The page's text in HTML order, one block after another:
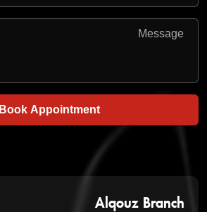
Book Appointment
Alqouz Branch